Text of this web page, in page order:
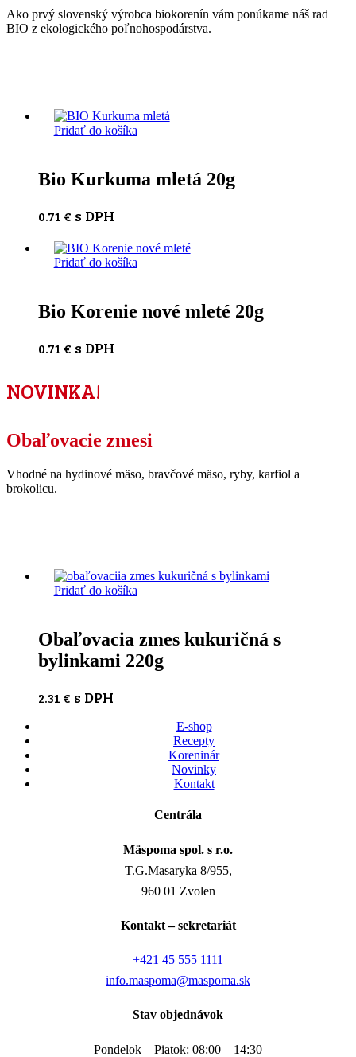
Ako prvý slovenský výrobca biokorenín vám ponúkame náš rad
BIO z ekologického poľnohospodárstva.
Pridať do košíka
Bio Kurkuma mletá 20g
0.71 € s DPH
Pridať do košíka
Bio Korenie nové mleté 20g
0.71 € s DPH
NOVINKA!
Obaľovacie zmesi
Vhodné na hydinové mäso, bravčové mäso, ryby, karfiol a
brokolicu.
Pridať do košíka
Obaľovacia zmes kukuričná s
bylinkami 220g
2.31 € s DPH
E-shop
Recepty
Koreninár
Novinky
Kontakt
Centrála
Mäspoma spol. s r.o.
T.G.Masaryka 8/955,
960 01 Zvolen
Kontakt – sekretariát
+421 45 555 1111
info.maspoma@maspoma.sk
Stav objednávok
Pondelok – Piatok: 08:00 – 14:30